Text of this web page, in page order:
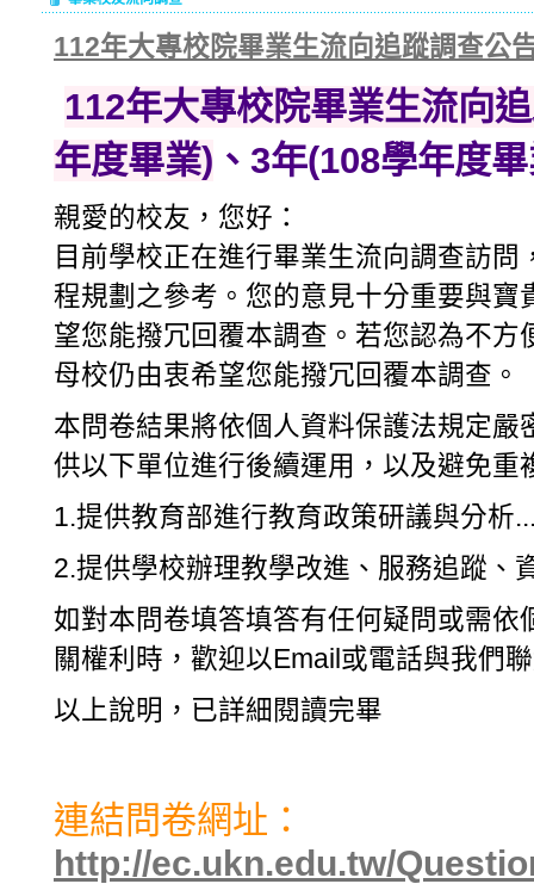
112年大專校院畢業生流向追蹤調查公
112年大專校院畢業生流向
年度畢業) 、3年(108學年度
親愛的校友，您好：
目前學校正在進行畢業生流向調查訪
程規劃之參考。您的意見十分重要與
望您能撥冗回覆本調查。若您認為不
母校仍由衷希望您能撥冗回覆本調查。
本問卷結果將依個人資料保護法規定
供以下單位進行後續運用，以及避免
1.提供教育部進行教育政策研議與分析
2.提供學校辦理教學改進、服務追蹤、
如對本問卷填答填答有任何疑問或需
關權利時，歡迎以Email或電話與我們
以上說明，已詳細閱讀完畢
連結問卷網址：
http://ec.ukn.edu.tw/